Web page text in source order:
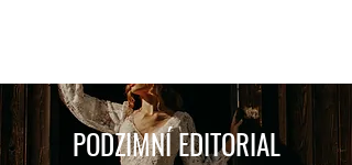
PODZIMNÍ EDITORIAL